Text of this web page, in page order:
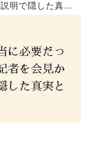
明で隠した真実